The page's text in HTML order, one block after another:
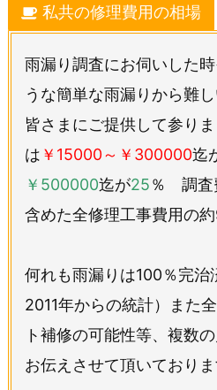
私共の修理費用の相場
雨漏り調査にお伺いした
うな簡単な雨漏りから難
皆さまにご提供して参り
は ￥15000～￥300000迄
￥500000迄が25％ 調査
含めた全修理工事費用の約
何れも雨漏りは100％完治
2011年からの統計）また
ト補修の可能性等、複数
お伝えさせて頂いており